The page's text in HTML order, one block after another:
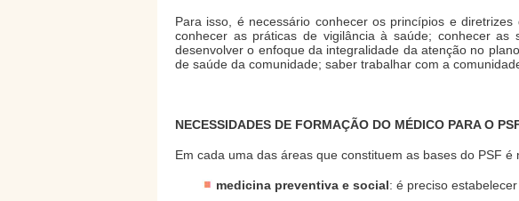
Para isso, é necessário conhecer os princípios e
conhecer as práticas de vigilância à saúde; conhecer
desenvolver o enfoque da integralidade da atenção no
de saúde da comunidade; saber trabalhar com a
NECESSIDADES DE FORMAÇÃO DO MÉDICO PARA O
Em cada uma das áreas que constituem as bases do PSF
medicina preventiva e social: é preciso